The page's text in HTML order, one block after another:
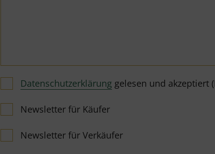
Datenschutzerklärung gelesen und akzeptiert
Newsletter für Käufer
Newsletter für Verkäufer